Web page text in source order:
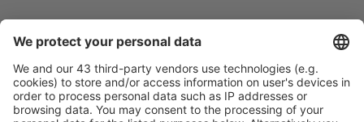
Ricerca rapida e semplice
Offerta su misura per le tue aspettative.